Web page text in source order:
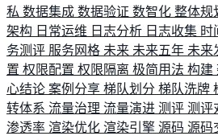
私 数据集成 数据验证 数智化 整体规
架构 日常运维 日志分析 日志收集 时
务测评 服务网格 未来 未来五年 未来
置 权限配置 权限隔离 极简用法 构建
心结论 案例分享 梯队划分 梯队洗牌
转体系 流量治理 流量演进 测评 测评
渗透率 渲染优化 渲染引擎 源码 源码